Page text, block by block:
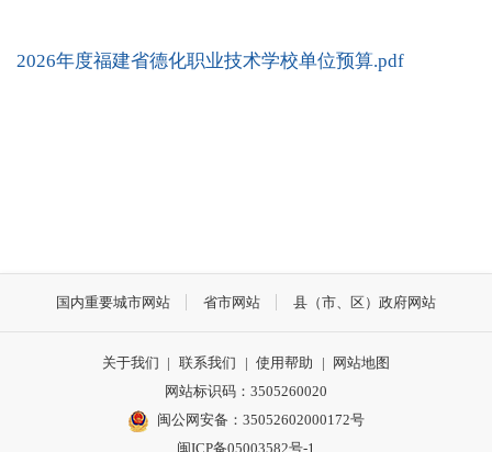
2026年度福建省德化职业技术学校单位预算.pdf
国内重要城市网站 省市网站 县（市、区）政府网站
关于我们 | 联系我们 | 使用帮助 |
网站地图
网站标识码：3505260020
闽公网安备：35052602000172号
闽ICP备05003582号-1